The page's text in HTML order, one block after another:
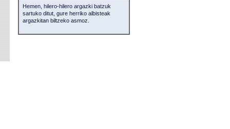
Hemen, hilero-hilero argazki batzuk
sartuko ditut, gure herriko albisteak
argazkitan biltzeko asmoz.